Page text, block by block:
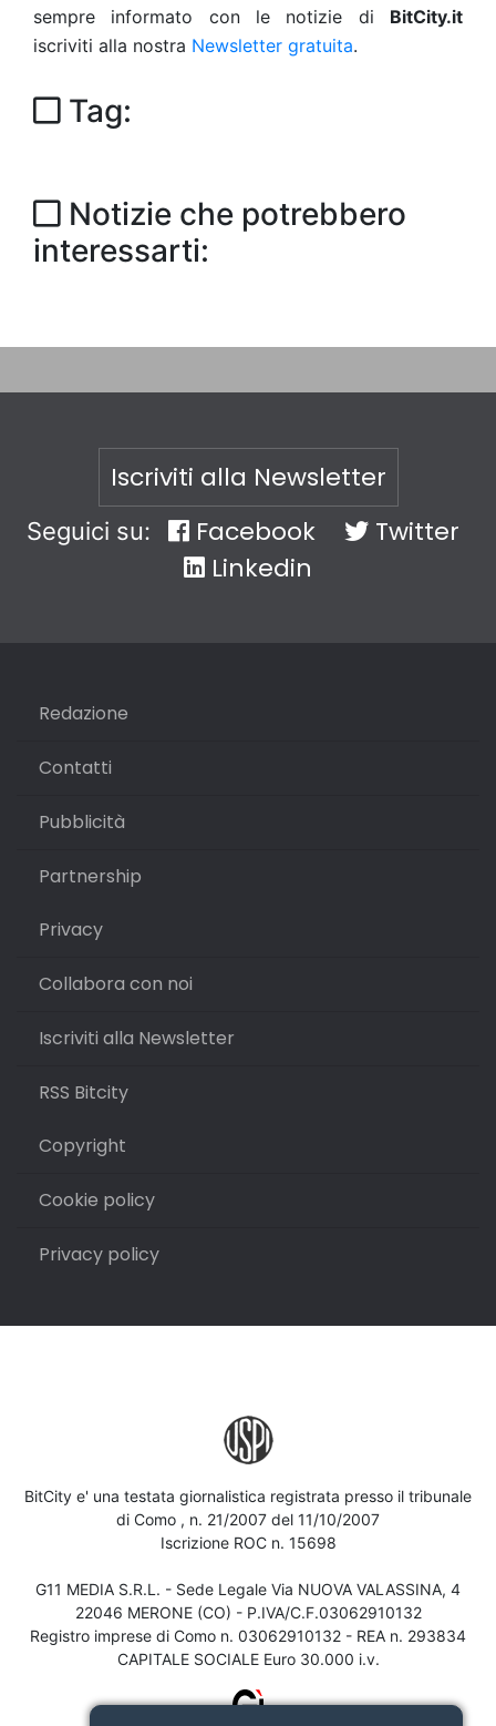
sempre informato con le notizie di BitCity.it
iscriviti alla nostra Newsletter gratuita.
Tag:
Notizie che potrebbero
interessarti:
Iscriviti alla Newsletter
Seguici su: Facebook
Twitter
Linkedin
Redazione
Contatti
Pubblicità
Partnership
Privacy
Collabora con noi
Iscriviti alla Newsletter
RSS Bitcity
Copyright
Cookie policy
Privacy policy
BitCity e' una testata giornalistica registrata presso il tribunale
di Como , n. 21/2007 del 11/10/2007
Iscrizione ROC n. 15698
G11 MEDIA S.R.L. - Sede Legale Via NUOVA VALASSINA, 4
22046 MERONE (CO) - P.IVA/C.F.03062910132
Registro imprese di Como n. 03062910132 - REA n. 293834
CAPITALE SOCIALE Euro 30.000 i.v.